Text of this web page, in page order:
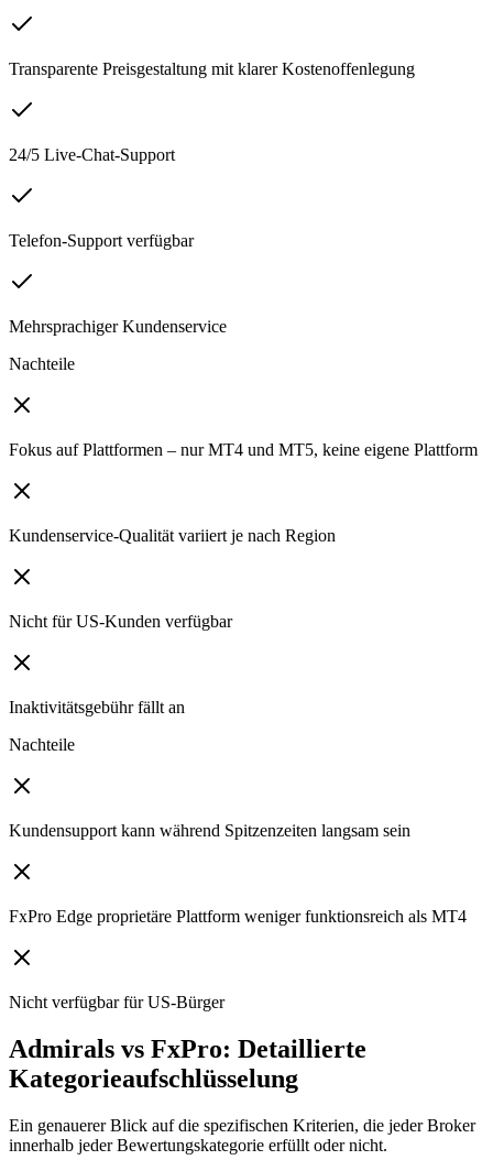
Transparente Preisgestaltung mit klarer Kostenoffenlegung
24/5 Live-Chat-Support
Telefon-Support verfügbar
Mehrsprachiger Kundenservice
Nachteile
Fokus auf Plattformen – nur MT4 und MT5, keine eigene Plattform
Kundenservice-Qualität variiert je nach Region
Nicht für US-Kunden verfügbar
Inaktivitätsgebühr fällt an
Nachteile
Kundensupport kann während Spitzenzeiten langsam sein
FxPro Edge proprietäre Plattform weniger funktionsreich als MT4
Nicht verfügbar für US-Bürger
Admirals vs FxPro: Detaillierte
Kategorieaufschlüsselung
Ein genauerer Blick auf die spezifischen Kriterien, die jeder Broker
innerhalb jeder Bewertungskategorie erfüllt oder nicht.